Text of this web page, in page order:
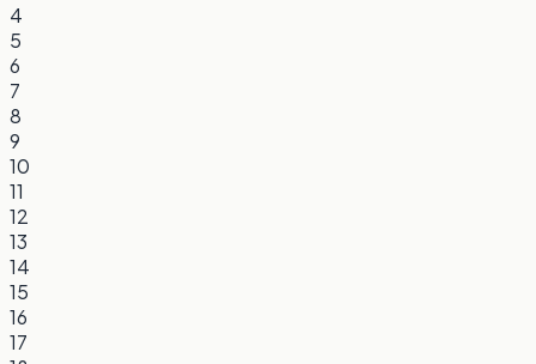
4
5
6
7
8
9
10
11
12
13
14
15
16
17